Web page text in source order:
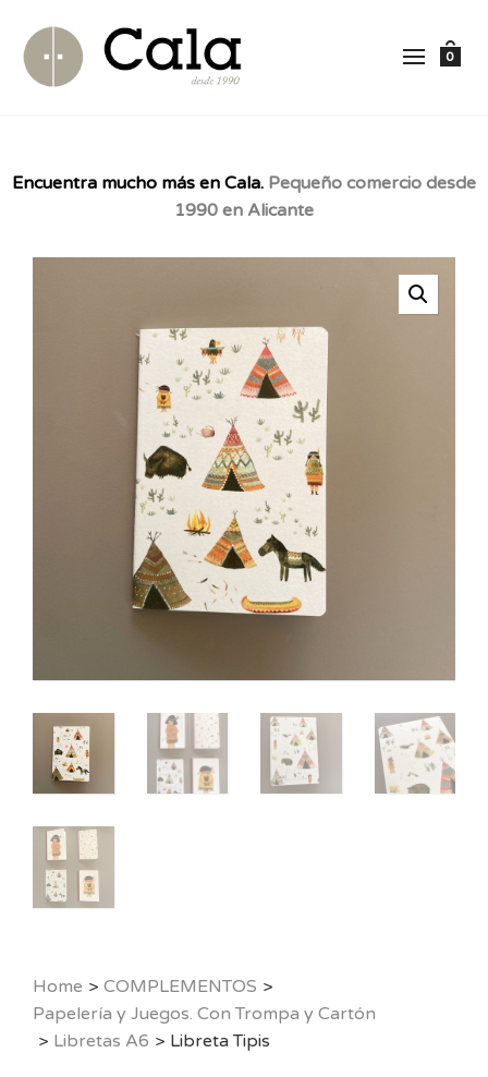
0
Encuentra mucho más en Cala. Pequeño comercio desde
1990 en Alicante
Home > COMPLEMENTOS >
Papelería y Juegos. Con Trompa y Cartón
> Libretas A6 > Libreta Tipis